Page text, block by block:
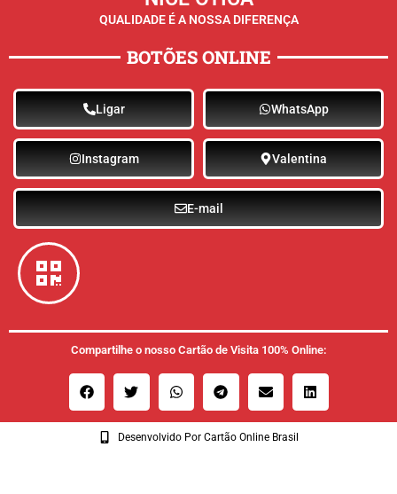
QUALIDADE É A NOSSA DIFERENÇA
BOTÕES ONLINE
Ligar WhatsApp
Instagram Valentina
E-mail
Compartilhe o nosso Cartão de Visita 100% Online:
Desenvolvido Por Cartão Online Brasil